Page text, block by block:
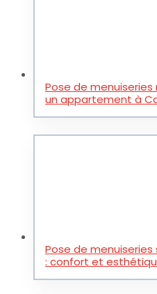
Pose de
un appartement à
Pose de
: confort et